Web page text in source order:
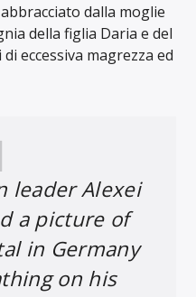
dalla moglie
della figlia Daria e del
eccessiva magrezza ed
leader Alexei
a picture of
in Germany
on his